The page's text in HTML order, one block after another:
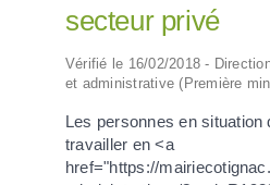
secteur privé
Vérifié le 16/02/2018 -
et administrative (Première
Les personnes en situation
travailler en <a
href="https://